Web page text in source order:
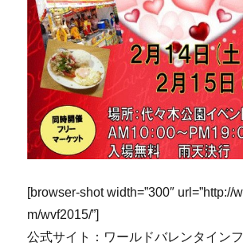
[browser-shot width=”300″ url=”http://
m/wvf2015/”]
公式サイト：ワールドバレンタイン